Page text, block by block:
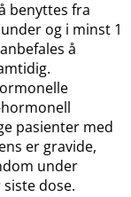
benyttes fra
og i minst 1
å
pasienter med
er gravide,
under
dose.